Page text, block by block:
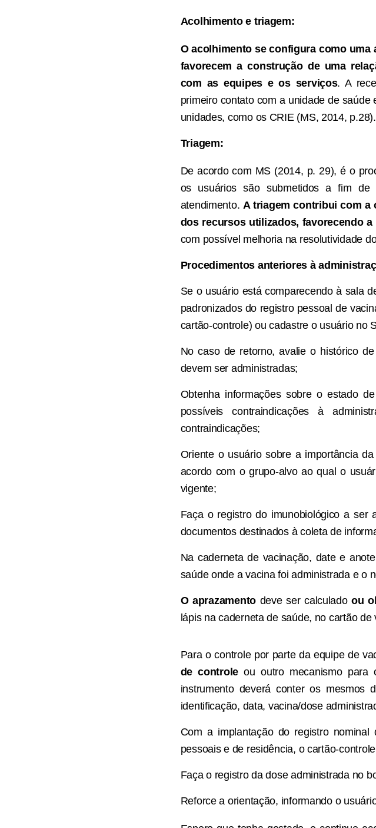
Acolhimento e triagem:
O acolhimento se configura como
favorecem a construção de uma
com as equipes e os serviços. A
primeiro contato com a unidade de
unidades, como os CRIE (MS, 2014, p.28).
Triagem:
De acordo com MS (2014, p. 29), é o
os usuários são submetidos a fim de
atendimento. A triagem contribui com a
dos recursos utilizados, favorecendo
com possível melhoria na resolutividade
Procedimentos anteriores à
Se o usuário está comparecendo à sala
padronizados do registro pessoal de
cartão-controle) ou cadastre o usuário no
No caso de retorno, avalie o histórico
devem ser administradas;
Obtenha informações sobre o estado
possíveis contraindicações à
contraindicações;
Oriente o usuário sobre a importância
acordo com o grupo-alvo ao qual o
vigente;
Faça o registro do imunobiológico a ser
documentos destinados à coleta de
Na caderneta de vacinação, date e
saúde onde a vacina foi administrada e o
O aprazamento deve ser calculadoou
lápis na caderneta de saúde, no cartão
Para o controle por parte da equipe de
de controle ou outro mecanismo para
instrumento deverá conter os mesmos
identificação, data, vacina/dose
Com a implantação do registro
pessoais e de residência, o cartão-controle
Faça o registro da dose administrada no
Reforce a orientação, informando o